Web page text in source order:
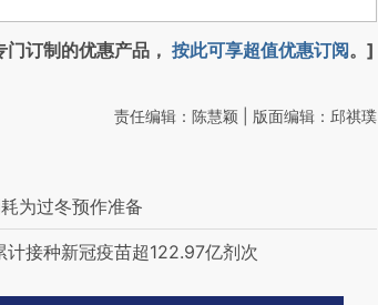
订制的优惠产品， 按此可享超值优惠订阅。]
责任编辑：陈慧颖 | 版面编辑：邱祺璞
为过冬预作准备
接种新冠疫苗超122.97亿剂次